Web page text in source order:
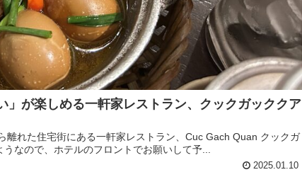
」が楽しめる一軒家レストラン、クックガッククア
れた住宅街にある一軒家レストラン、Cuc Gach Quan クックガ
なので、ホテルのフロントでお願いして予...
2025.01.10